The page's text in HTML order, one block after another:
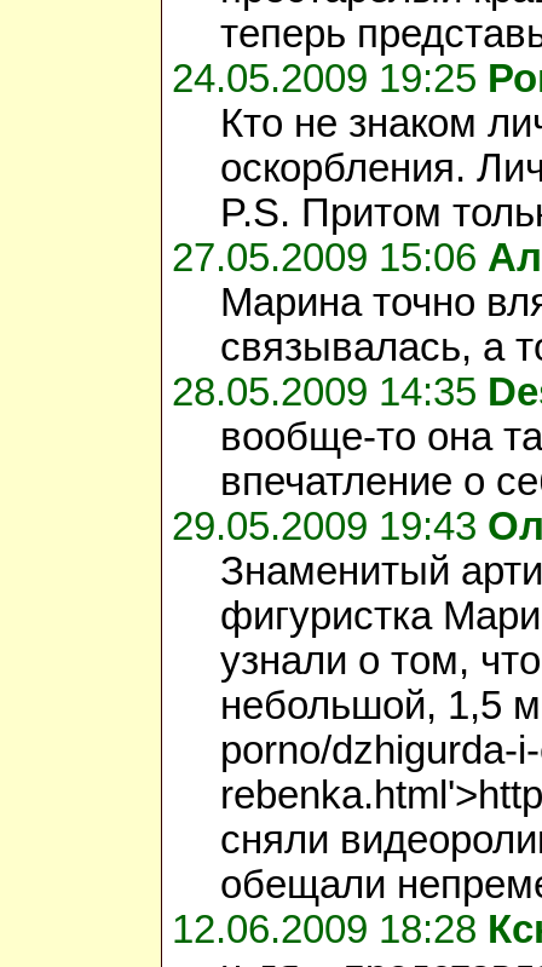
теперь
24.05.2009 19:25
Кто не знаком
оскорбления.
P.S. Притом
27.05.2009 15:06
Марина точно
связывалась, а
28.05.2009 14:35
вообще-то она
впечатление о
29.05.2009 19:43
Знаменитый
фигуристка
узнали о том,
небольшой, 1,5
porno/dzhigurda-
сняли
обещали
12.06.2009 18:28